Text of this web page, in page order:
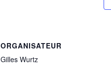
ORGANISATEUR
Gilles Wurtz